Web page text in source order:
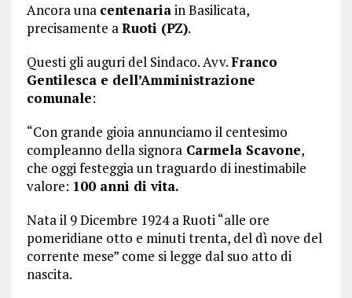
Ancora una centenariain Basilicata,
precisamente aRuoti (PZ).
Questi gli auguri del Sindaco. Avv.Franco
Gentilesca e dell’Amministrazione
comunale:
“Con grande gioia annunciamo il centesimo
compleanno della signoraCarmela Scavone,
che oggi festeggia un traguardo di inestimabile
valore: 100 anni di vita.
Nata il 9 Dicembre 1924 a Ruoti “alle ore
pomeridiane otto e minuti trenta, del dì nove del
corrente mese” come si legge dal suo atto di
nascita.